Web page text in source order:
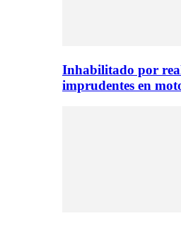
Inhabilitado por
imprudentes en